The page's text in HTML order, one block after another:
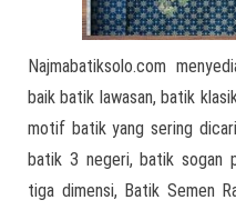
Najmabatiksolo.com
baik batik lawasan, batik
motif batik yang sering
batik 3 negeri, batik sogan
tiga dimensi, Batik Semen